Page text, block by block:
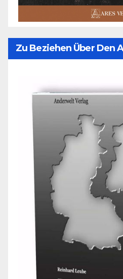
Zu Beziehen Über Den